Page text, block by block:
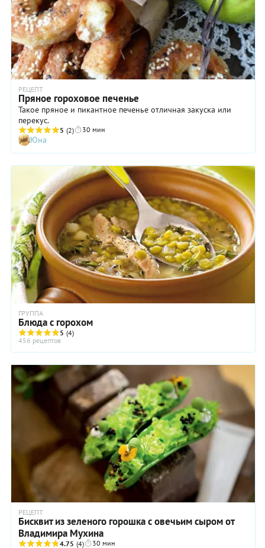
РЕЦЕПТ
Пряное гороховое печенье
Такое пряное и пикантное печенье отличная закуска или
перекус.
5 (2) 30 мин
Юна
ГРУППА
Блюда с горохом
5 (4)
456 рецептов
РЕЦЕПТ
Бисквит из зеленого горошка с овечьим сыром от
Владимира Мухина
4.75 (4) 30 мин